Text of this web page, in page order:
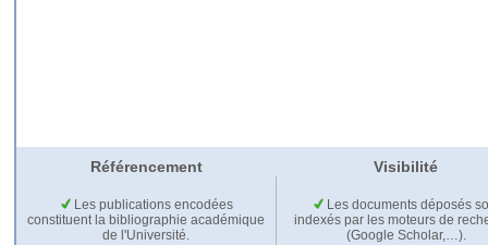
Référencement Visibilité
Les publications encodées
constituent la bibliographie académique
de l'Université.
Les documents déposés
indexés par les moteurs de
(Google Scholar,…).